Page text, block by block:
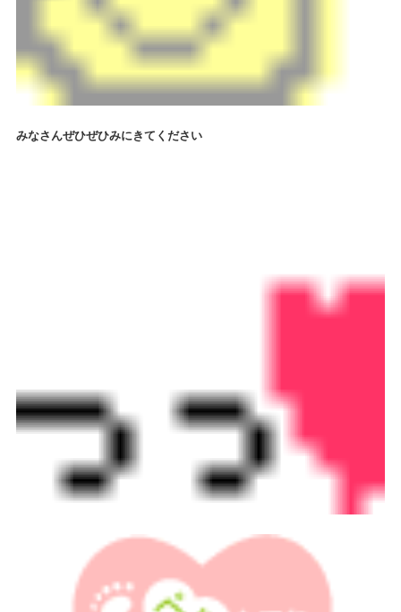
みなさんぜひぜひみにきてください